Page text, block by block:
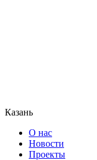
Казань
О нас
Новости
Проекты